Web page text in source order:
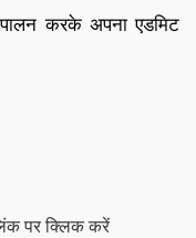
करके अपना एडमिट
पर क्लिक करें